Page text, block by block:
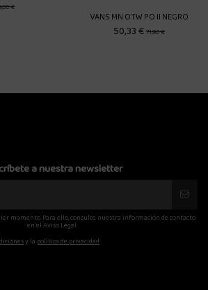
DICKIES MILLERSBURG SWEAT
52,00 €65,00 €
a nuestra newsletter
momento. Para ello, consulte nuestra información de contacto
en el Aviso Legal.
y la política de privacidad